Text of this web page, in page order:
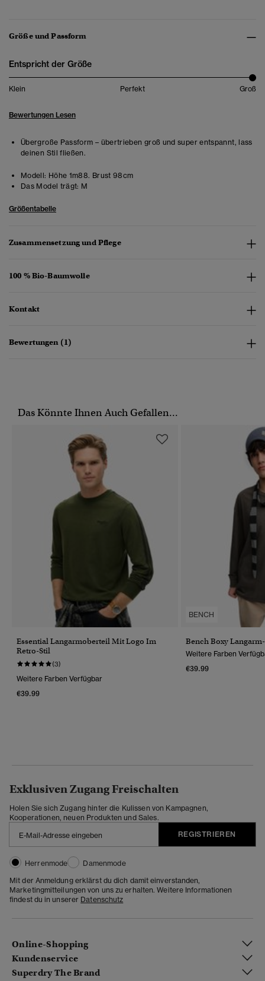
Größe und Passform
Entspricht der Größe
Klein Perfekt Groß
Bewertungen Lesen
Übergroße Passform – übertrieben groß und super entspannt, lass
deinen Stil fließen.
Modell: Höhe 1m88. Brust 98cm
Das Model trägt: M
Größentabelle
Zusammensetzung und Pflege
100 % Bio-Baumwolle
Kontakt
Bewertungen (1)
Das Könnte Ihnen Auch Gefallen...
Essential Langarmoberteil Mit Logo Im
Retro-Stil
(3)
Weitere Farben Verfügbar
€39.99
BENCH
Bench Boxy
Weitere Farben
€39.99
Exklusiven Zugang Freischalten
Holen Sie sich Zugang hinter die Kulissen von Kampagnen,
Kooperationen, neuen Produkten und Sales.
REGISTRIEREN
Herrenmode
Damenmode
Mit der Anmeldung erklärst du dich damit einverstanden,
Marketingmitteilungen von uns zu erhalten. Weitere Informationen
findest du in unserer Datenschutz
Online-Shopping
Kundenservice
Superdry The Brand